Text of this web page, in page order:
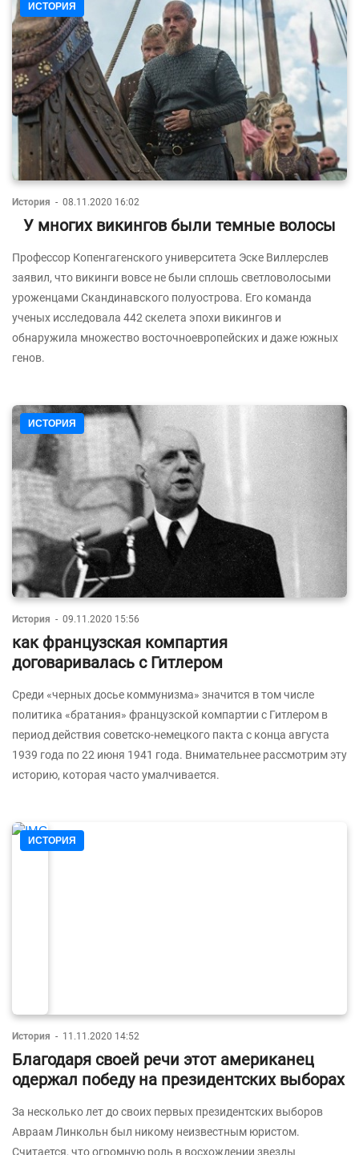
ИСТОРИЯ
История - 08.11.2020 16:02
У многих викингов были темные волосы
Профессор Копенгагенского университета Эске Виллерслев
заявил, что викинги вовсе не были сплошь светловолосыми
уроженцами Скандинавского полуострова. Его команда
ученых исследовала 442 скелета эпохи викингов и
обнаружила множество восточноевропейских и даже южных
генов.
ИСТОРИЯ
История - 09.11.2020 15:56
как французская компартия
договаривалась с Гитлером
Среди «черных досье коммунизма» значится в том числе
политика «братания» французской компартии с Гитлером в
период действия советско-немецкого пакта с конца августа
1939 года по 22 июня 1941 года. Внимательнее рассмотрим эту
историю, которая часто умалчивается.
ИСТОРИЯ
История - 11.11.2020 14:52
Благодаря своей речи этот американец
одержал победу на президентских выборах
За несколько лет до своих первых президентских выборов
Авраам Линкольн был никому неизвестным юристом.
Считается, что огромную роль в восхождении звезды